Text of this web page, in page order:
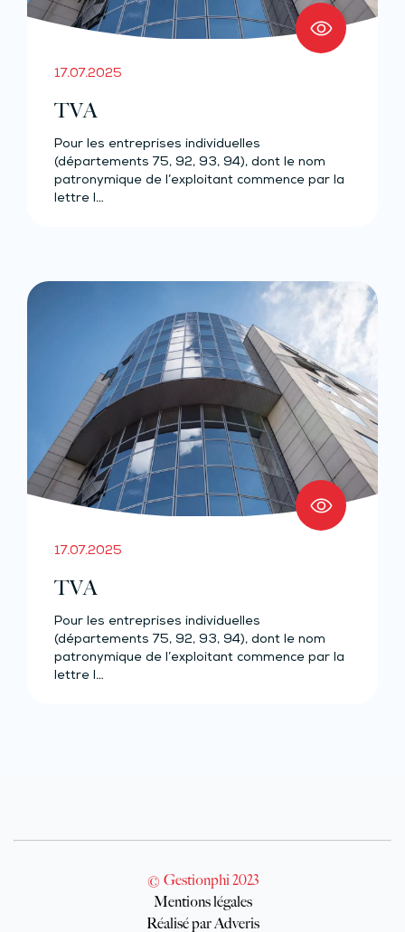
17.07.2025
TVA
Pour les entreprises individuelles
(départements 75, 92, 93, 94), dont le nom
patronymique de l’exploitant commence par la
lettre I…
17.07.2025
TVA
Pour les entreprises individuelles
(départements 75, 92, 93, 94), dont le nom
patronymique de l’exploitant commence par la
lettre I…
© Gestionphi 2023
Mentions légales
Réalisé par Adveris